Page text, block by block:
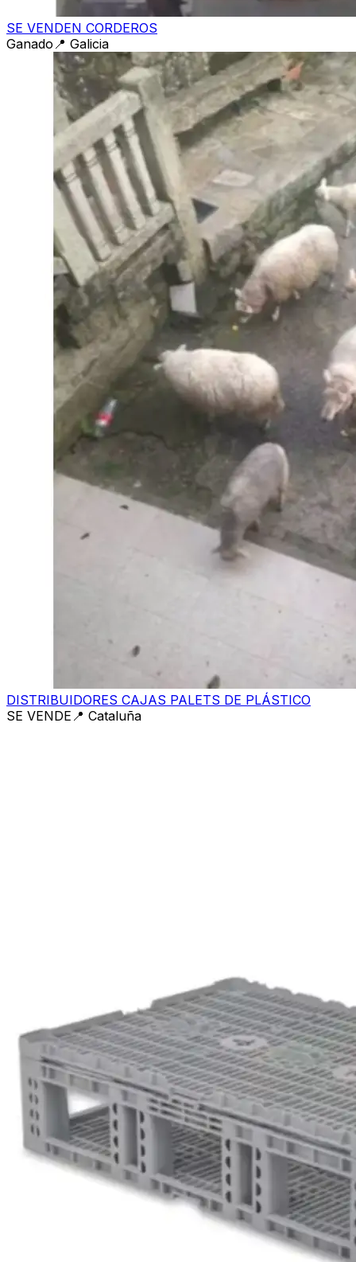
SE VENDEN CORDEROS
Ganado 📍 Galicia
DISTRIBUIDORES CAJAS PALETS DE PLÁSTICO
SE VENDE 📍 Cataluña